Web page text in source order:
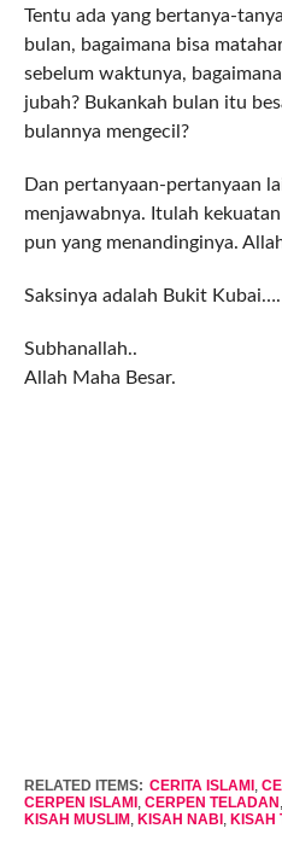
Tentu ada yang bertanya-
bulan, bagaimana bisa
sebelum waktunya,
jubah? Bukankah bulan itu
bulannya mengecil?
Dan pertanyaan-pertanyaan
menjawabnya. Itulah
pun yang menandinginya.
Saksinya adalah Bukit Kubai….
Subhanallah..
Allah Maha Besar.
RELATED ITEMS: CERITA ISLAMI ,
CERPEN ISLAMI , CERPEN TELADAN ,
KISAH MUSLIM , KISAH NABI , KISAH